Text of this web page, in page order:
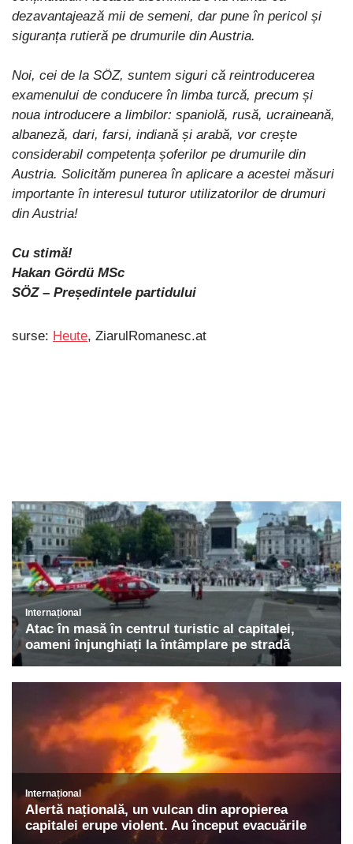
dezavantajează mii de semeni, dar pune în pericol și
siguranța rutieră pe drumurile din Austria.
Noi, cei de la SÖZ, suntem siguri că reintroducerea
examenului de conducere în limba turcă, precum și
noua introducere a limbilor: spaniolă, rusă, ucraineană,
albaneză, dari, farsi, indiană și arabă, vor crește
considerabil competența șoferilor pe drumurile din
Austria. Solicităm punerea în aplicare a acestei măsuri
importante în interesul tuturor utilizatorilor de drumuri
din Austria!
Cu stimă!
Hakan Gördü MSc
SÖZ – Președintele partidului
surse: Heute, ZiarulRomanesc.at